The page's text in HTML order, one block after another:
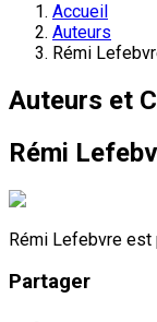
Accueil
Auteurs
Rémi
Auteurs et
Rémi
Rémi Lefebvre est
Partager